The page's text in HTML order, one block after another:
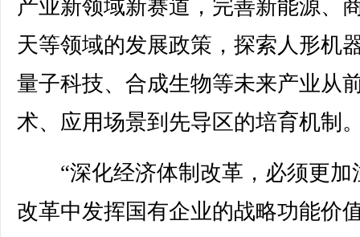
产业新领域新赛道，完善新能源、
天等领域的发展政策，探索人形机
量子科技、合成生物等未来产业从
术、应用场景到先导区的培育机制
“深化经济体制改革，必须更加
改革中发挥国有企业的战略功能价